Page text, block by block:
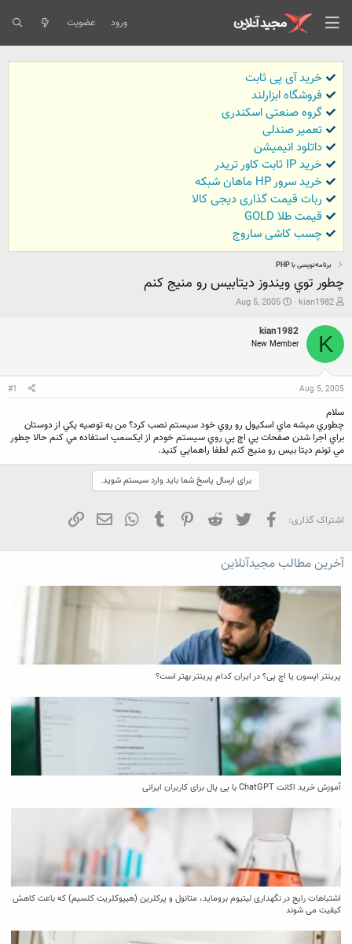
ورود عضویت
خرید آی پی ثابت
فروشگاه ابزارلند
گروه صنعتی اسکندری
تعمیر صندلی
داتلود انیمیشن
خرید IP ثابت کاور تریدر
خرید سرور HP ماهان شبکه
ربات قیمت گذاری دیجی کالا
قیمت طلا GOLD
چسب کاشی ساروج
برنامه‌نویسی با PHP
چطور توي ويندوز ديتابيس رو منيج كنم
ش
و
ع
ک
ن
ن
د
م
و
ض
و
ع
kian1982
ت
ر
ی
خ
ر
Aug 5, 2005
K
kian1982
New Member
Aug 5, 2005
#1
سلام
چطوري ميشه ماي اسكيول رو روي خود سيستم نصب كرد؟ من به توصيه يكي از دوستان
براي اجرا شدن صفحات پي اچ پي روي سيستم خودم از ايكسمپ استفاده مي كنم حالا چطور
مي تونم ديتا بيس رو منيج كنم لطفا راهمايي كنيد.
برای ارسال پاسخ شما باید وارد سیستم شوید.
اشتراک گذاری: فیسبوک تویتر Reddit
Pinterest
Tumblr
WhatsApp
ایمیل
آخرین مطالب مجیدآنلاین
پرینتر اپسون یا اچ پی؟ در ایران کدام پرینتر بهتر است؟
آموزش خرید اکانت ChatGPT با پی پال برای کاربران ایرانی
اشتباهات رایج در نگهداری لیتیوم بروماید، متانول و پرکلرین (هیپوکلریت کلسیم) که باعث کاهش
کیفیت می‌ شوند